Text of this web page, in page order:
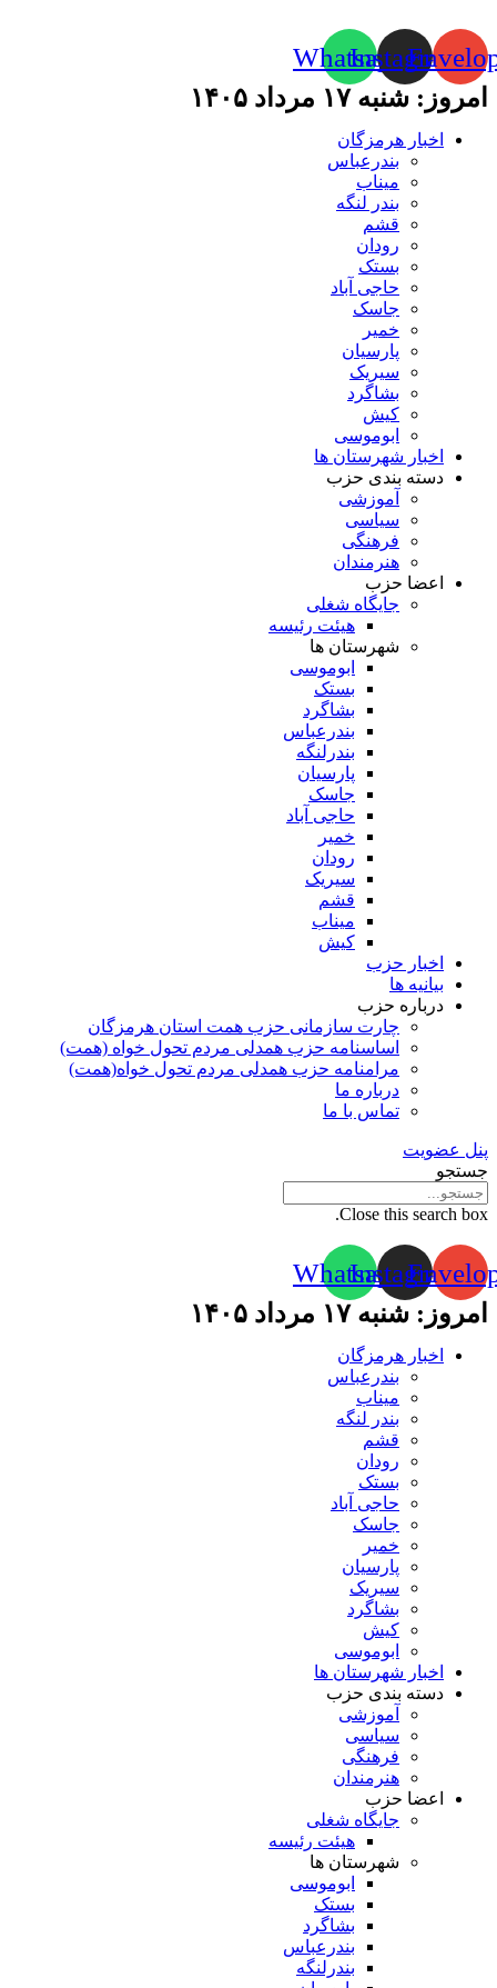
Instagram
Whatsapp
امروز: شنبه ۱۷ مرداد ۱۴۰۵
اخبار هرمزگان
بندرعباس
میناب
بندر لنگه
قشم
رودان
بستک
حاجی آباد
جاسک
خمیر
پارسیان
سیریک
بشاگرد
کیش
ابوموسی
اخبار شهرستان ها
دسته بندی حزب
آموزشی
سیاسی
فرهنگی
هنرمندان
اعضا حزب
جایگاه شغلی
هیئت رئیسه
شهرستان ها
ابوموسی
بستک
بشاگرد
بندرعباس
بندرلنگه
پارسیان
جاسک
حاجی آباد
خمیر
رودان
سیریک
قشم
میناب
کیش
اخبار حزب
بیانیه ها
درباره حزب
چارت سازمانی حزب همت استان هرمزگان
اساسنامه حزب همدلی مردم تحول خواه (همت)
مرامنامه حزب همدلی مردم تحول خواه(همت)
درباره ما
تماس با ما
پنل عضویت
جستجو
Close this search box.
Instagram
Whatsapp
امروز: شنبه ۱۷ مرداد ۱۴۰۵
اخبار هرمزگان
بندرعباس
میناب
بندر لنگه
قشم
رودان
بستک
حاجی آباد
جاسک
خمیر
پارسیان
سیریک
بشاگرد
کیش
ابوموسی
اخبار شهرستان ها
دسته بندی حزب
آموزشی
سیاسی
فرهنگی
هنرمندان
اعضا حزب
جایگاه شغلی
هیئت رئیسه
شهرستان ها
ابوموسی
بستک
بشاگرد
بندرعباس
بندرلنگه